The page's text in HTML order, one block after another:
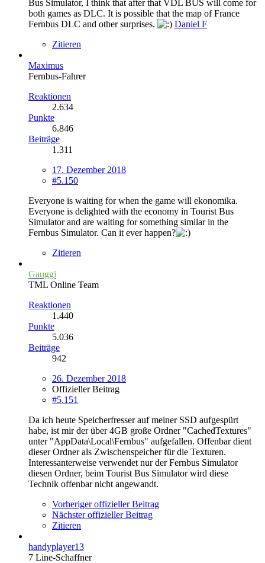
Bus Simulator, I think that after that VDL BUS will come for
both games as DLC. It is possible that the map of France
Fernbus DLC and other surprises.
Daniel F
Zitieren
Maximus
Fernbus-Fahrer
Reaktionen
2.634
Punkte
6.846
Beiträge
1.311
17. Dezember 2018
#5.150
Everyone is waiting for when the game will ekonomika.
Everyone is delighted with the economy in Tourist Bus
Simulator and are waiting for something similar in the
Fernbus Simulator. Can it ever happen?
Zitieren
Gauggi
TML Online Team
Reaktionen
1.440
Punkte
5.036
Beiträge
942
26. Dezember 2018
Offizieller Beitrag
#5.151
Da ich heute Speicherfresser auf meiner SSD aufgespürt
habe, ist mir der über 4GB große Ordner "CachedTextures"
unter "AppData\Local\Fernbus" aufgefallen. Offenbar dient
dieser Ordner als Zwischenspeicher für die Texturen.
Interessanterweise verwendet nur der Fernbus Simulator
diesen Ordner, beim Tourist Bus Simulator wird diese
Technik offenbar nicht angewandt.
Vorheriger offizieller Beitrag
Nächster offizieller Beitrag
Zitieren
handyplayer13
7 Line-Schaffner